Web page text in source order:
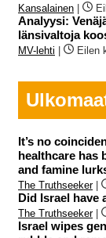
Kansalainen
Analyysi:
länsivaltoja
MV-lehti Eilen
It’s no
healthcare has
and famine
The Truthseeker|
Did Israel have
The Truthseeker|
Israel wipes